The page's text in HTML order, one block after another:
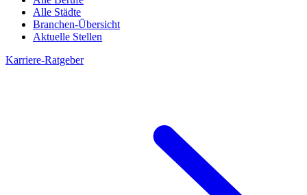
Alle Städte
Branchen-Übersicht
Aktuelle Stellen
Karriere-Ratgeber